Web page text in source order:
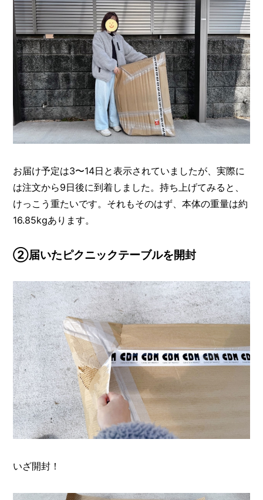
お届け予定は3〜14日と表示されていましたが、実際に
は注文から9日後に到着しました。持ち上げてみると、
けっこう重たいです。それもそのはず、本体の重量は約
16.85kgあります。
②届いたピクニックテーブルを開封
いざ開封！